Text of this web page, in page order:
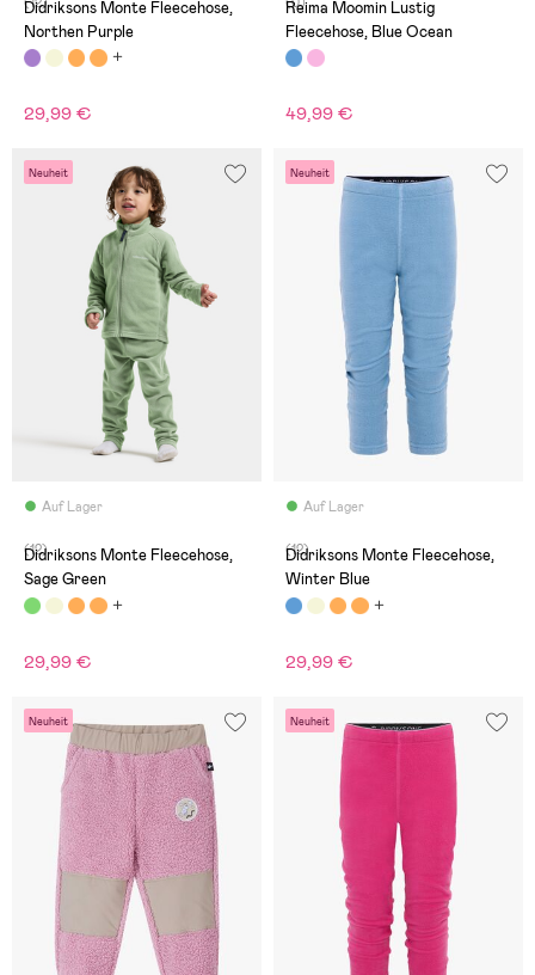
Didriksons Monte Fleecehose,
Northen Purple
29,99 €
Reima Moomin Lustig
Fleecehose, Blue Ocean
49,99 €
Neuheit
Auf Lager
(12)
Didriksons Monte Fleecehose,
Sage Green
29,99 €
Neuheit
Auf Lager
(12)
Didriksons Monte Fleecehose,
Winter Blue
29,99 €
Neuheit Neuheit